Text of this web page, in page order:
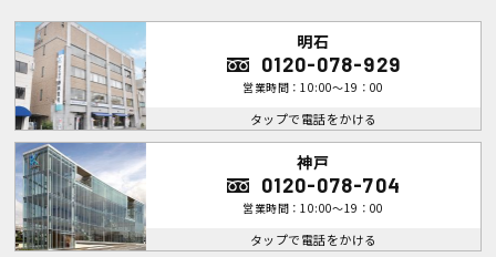
明石
0120-078-929
営業時間：10:00～19：00
タップで電話をかける
神戸
0120-078-704
営業時間：10:00～19：00
タップで電話をかける